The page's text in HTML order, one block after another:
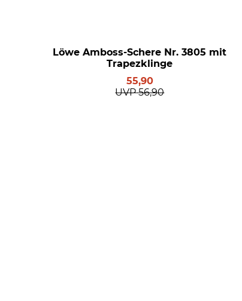
Löwe Amboss-Schere Nr. 3805 mit
Trapezklinge
55,90
UVP 56,90